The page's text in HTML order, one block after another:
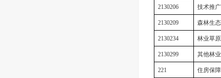
2130206 技术推
2130209 森林生
2130234 林业草
2130299 其他林
221 住房保